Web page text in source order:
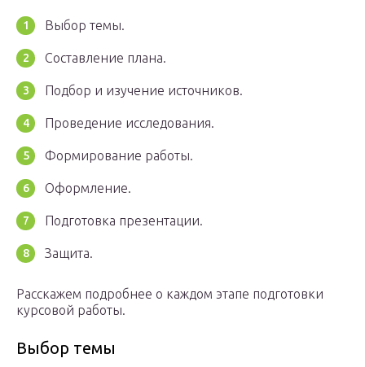
Выбор темы.
Составление плана.
Подбор и изучение источников.
Проведение исследования.
Формирование работы.
Оформление.
Подготовка презентации.
Защита.
Расскажем подробнее о каждом этапе подготовки
курсовой работы.
Выбор темы